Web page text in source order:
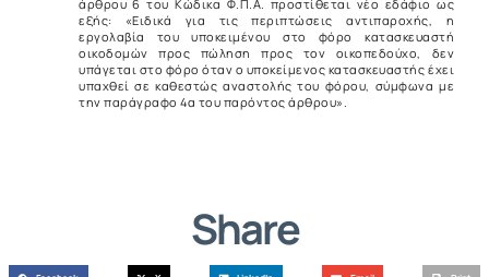
άρθρου 6 του Κώδικα Φ.Π.Α. προστίθεται νέο εδάφιο ως
εξής: «Ειδικά για τις περιπτώσεις αντιπαροχής, η
εργολαβία του υποκειμένου στο φόρο κατασκευαστή
οικοδομών προς πώληση προς τον οικοπεδούχο, δεν
υπάγεται στο φόρο όταν ο υποκείμενος κατασκευαστής έχει
υπαχθεί σε καθεστώς αναστολής του φόρου, σύμφωνα με
την παράγραφο 4α του παρόντος άρθρου».
Share